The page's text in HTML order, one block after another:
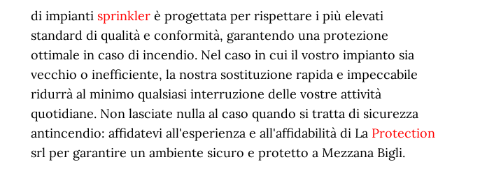
di impianti sprinkler è progettata per rispettare i più elevati
standard di qualità e conformità, garantendo una protezione
ottimale in caso di incendio. Nel caso in cui il vostro impianto sia
vecchio o inefficiente, la nostra sostituzione rapida e impeccabile
ridurrà al minimo qualsiasi interruzione delle vostre attività
quotidiane. Non lasciate nulla al caso quando si tratta di sicurezza
antincendio: affidatevi all'esperienza e all'affidabilità di La Protection
srl per garantire un ambiente sicuro e protetto a Mezzana Bigli.